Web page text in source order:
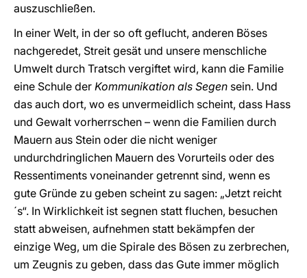
auszuschließen.
In einer Welt, in der so oft geflucht, anderen Böses
nachgeredet, Streit gesät und unsere menschliche
Umwelt durch Tratsch vergiftet wird, kann die Familie
eine Schule der Kommunikation als Segen sein. Und
das auch dort, wo es unvermeidlich scheint, dass Hass
und Gewalt vorherrschen – wenn die Familien durch
Mauern aus Stein oder die nicht weniger
undurchdringlichen Mauern des Vorurteils oder des
Ressentiments voneinander getrennt sind, wenn es
gute Gründe zu geben scheint zu sagen: „Jetzt reicht
´s“. In Wirklichkeit ist segnen statt fluchen, besuchen
statt abweisen, aufnehmen statt bekämpfen der
einzige Weg, um die Spirale des Bösen zu zerbrechen,
um Zeugnis zu geben, dass das Gute immer möglich